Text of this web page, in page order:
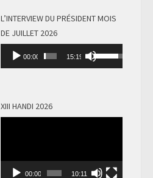
L’INTERVIEW DU PRÉSIDENT MOIS
DE JUILLET 2026
Lecteur
00:00 15:19
Utilisez
les
le
XIII HANDI 2026
00:00 10:11